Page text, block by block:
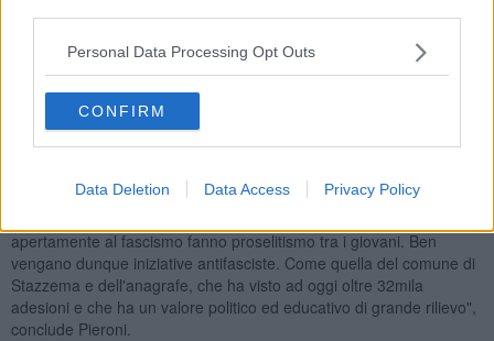
Personal Data Processing Opt Outs
CONFIRM
Data Deletion Data Access Privacy Policy
dichiarare il rispetto di leggi e Costituzione?"
Anche in Toscana, purtroppo, abbiamo visto ripetersi episodi
paese, di intolleranza verso i valori della convivenza civile, di
apertamente al fascismo fanno proselitismo tra i giovani. Ben
vengano dunque iniziative antifasciste. Come quella del comune di
Stazzema e dell'anagrafe, che ha visto ad oggi oltre 32mila
adesioni e che ha un valore politico ed educativo di grande rilievo",
conclude Pieroni.